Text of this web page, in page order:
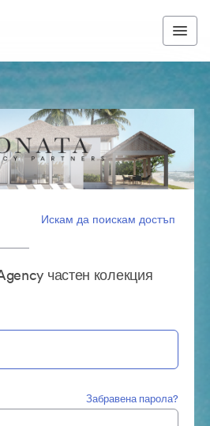
Искам да поискам достъп
частен колекция
Забравена парола?